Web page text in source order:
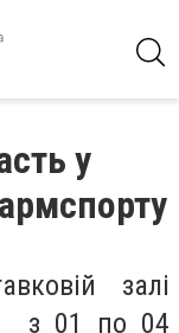
у
залі
з 01 по 04